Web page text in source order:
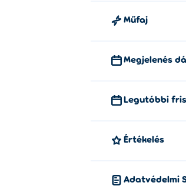
A World of Screw
Műfaj
Megjelenés
Legutóbbi
Értékelés
Adatvédelmi